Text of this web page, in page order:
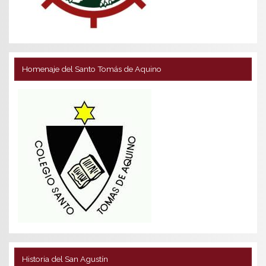
Homenaje del Santo Tomás de Aquino
Historia del San Agustín